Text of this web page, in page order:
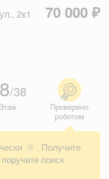
2к1
70 000 ₽
/38
Проверено
роботом
?
. Получите
поиск